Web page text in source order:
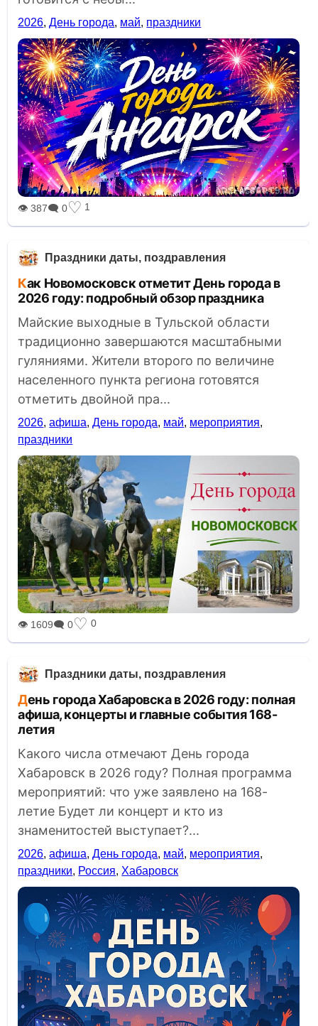
2026,День города, май, праздники
👁 387🗨 0♡ 1
Праздники даты, поздравления
Как Новомосковск отметит День города в
2026 году: подробный обзор праздника
Майские выходные в Тульской области
традиционно завершаются масштабными
гуляниями. Жители второго по величине
населенного пункта региона готовятся
отметить двойной пра...
2026,афиша,День города, май, мероприятия,
праздники
👁 1609🗨 0♡ 0
Праздники даты, поздравления
День города Хабаровска в 2026 году: полная
афиша, концерты и главные события 168-
летия
Какого числа отмечают День города
Хабаровск в 2026 году? Полная программа
мероприятий: что уже заявлено на 168-
летие Будет ли концерт и кто из
знаменитостей выступает?...
2026,афиша,День города, май, мероприятия,
праздники, Россия, Хабаровск